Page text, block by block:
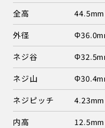
全高
44.5mm
外径
ネジ谷
ネジ山
ネジピッチ
4.23mm
内高
12.5mm